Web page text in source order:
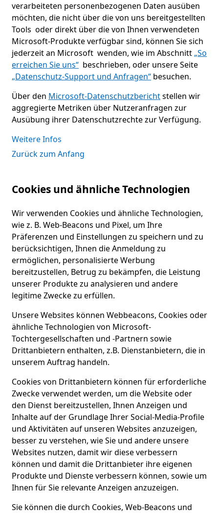
verarbeiteten personenbezogenen Daten ausüben
möchten, die nicht über die von uns bereitgestellten
Tools oder direkt über die von Ihnen verwendeten
Microsoft-Produkte verfügbar sind, können Sie sich
jederzeit an Microsoft wenden, wie im Abschnitt „So
erreichen Sie uns“ beschrieben, oder unsere Seite
„Datenschutz-Support und Anfragen“ besuchen.
Über den Microsoft-Datenschutzberichtstellen wir
aggregierte Metriken über Nutzeranfragen zur
Ausübung ihrer Datenschutzrechte zur Verfügung.
Weitere Infos
Zurück zum Anfang
Cookies und ähnliche Technologien
Wir verwenden Cookies und ähnliche Technologien,
wie z. B. Web-Beacons und Pixel, um Ihre
Präferenzen und Einstellungen zu speichern und zu
berücksichtigen, Ihnen die Anmeldung zu
ermöglichen, personalisierte Werbung
bereitzustellen, Betrug zu bekämpfen, die Leistung
unserer Produkte zu analysieren und andere
legitime Zwecke zu erfüllen.
Unsere Websites können Webbeacons, Cookies oder
ähnliche Technologien von Microsoft-
Tochtergesellschaften und -Partnern sowie
Drittanbietern enthalten, z.B. Dienstanbietern, die in
unserem Auftrag handeln.
Cookies von Drittanbietern können für erforderliche
Zwecke verwendet werden, um die Website oder
den Dienst bereitzustellen, Ihnen Anzeigen und
Inhalte auf der Grundlage Ihrer Social-Media-Profile
und Aktivitäten auf unseren Websites anzuzeigen,
besser zu verstehen, wie Sie und andere unsere
Websites nutzen, damit wir diese verbessern
können und damit die Drittanbieter ihre eigenen
Produkte und Dienste verbessern können, sowie um
Ihnen für Sie relevante Anzeigen anzuzeigen.
Sie können die durch Cookies, Web-Beacons und